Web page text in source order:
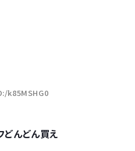
k85MSHG0
どんどん買え